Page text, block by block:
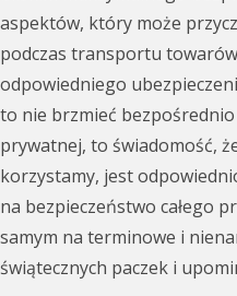
aspektów, który może
podczas transportu
odpowiedniego
to nie brzmieć
prywatnej, to świadomość,
korzystamy, jest
na bezpieczeństwo całego
samym na terminowe i
świątecznych paczek i